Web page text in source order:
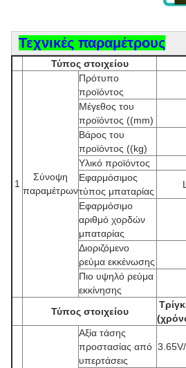
Τεχνικές παραμέτρους
Τύπος στοιχείου
1
Σύνοψη
παραμέτρων
Πρότυπο
προϊόντος
Μέγεθος του
προϊόντος ((mm)
Βάρος του
προϊόντος ((kg)
Υλικό προϊόντος
Εφαρμόσιμος
τύπος μπαταρίας
Εφαρμόσιμο
αριθμό χορδών
μπαταρίας
Διοριζόμενο
ρεύμα εκκένωσης
Πιο υψηλό ρεύμα
εκκίνησης
Τύπος στοιχείου
Αξία τάσης
προστασίας από
υπερτάσεις